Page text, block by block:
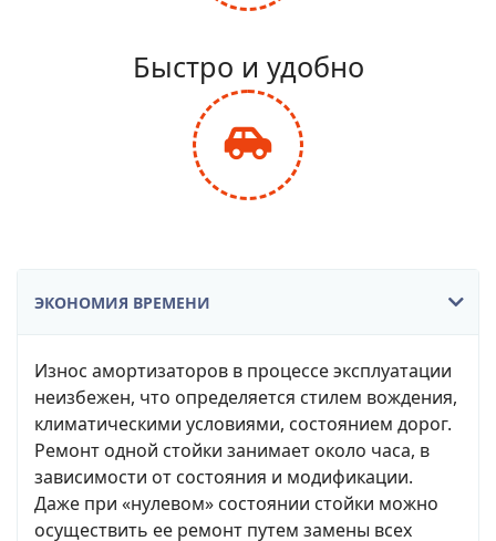
balance-
scale
Быстро и удобно
fas
fa-
ЭКОНОМИЯ ВРЕМЕНИ
Износ амортизаторов в процессе эксплуатации
неизбежен, что определяется стилем вождения,
климатическими условиями, состоянием дорог.
Ремонт одной стойки занимает около часа, в
зависимости от состояния и модификации.
Даже при «нулевом» состоянии стойки можно
осуществить ее ремонт путем замены всех